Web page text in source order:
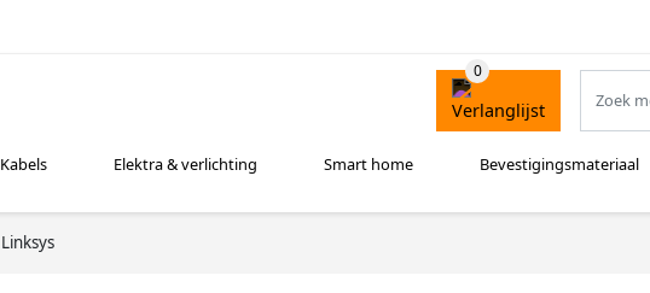
Kabels Elektra & verlichting Smart home Bevestigingsmateriaal
Linksys